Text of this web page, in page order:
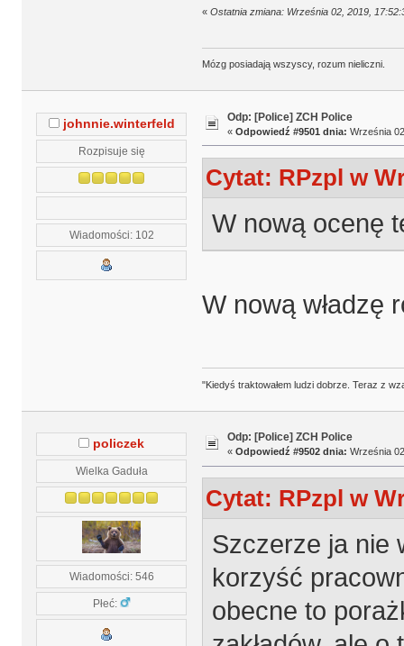
« Ostatnia zmiana: Września 02, 2019,
Mózg posiadają wszyscy, rozum nieliczni.
johnnie.winterfeld
Rozpisuje się
Wiadomości: 102
Odp: [Police] ZCH Police
« Odpowiedź #9501 dnia: Września
Cytat: RPzpl w
W nową ocenę
W nową władzę
"Kiedyś traktowałem ludzi dobrze. Teraz z
policzek
Wielka Gaduła
Wiadomości: 546
Płeć:
Odp: [Police] ZCH Police
« Odpowiedź #9502 dnia: Września
Cytat: RPzpl w
Szczerze ja nie
korzyść
obecne to